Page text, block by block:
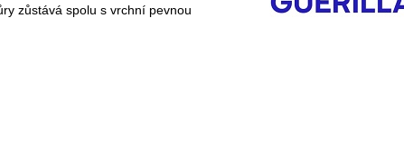
zůstává spolu s vrchní pevnou